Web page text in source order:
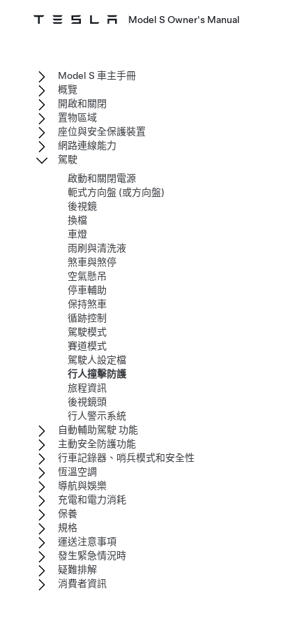
Model S Owner's Manual
Model S 車主手冊
概覽
開啟和關閉
置物區域
座位與安全保護裝置
網路連線能力
駕駛
啟動和關閉電源
軛式方向盤 (或方向盤)
後視鏡
換檔
車燈
雨刷與清洗液
煞車與煞停
空氣懸吊
停車輔助
保持煞車
循跡控制
駕駛模式
賽道模式
駕駛人設定檔
行人撞擊防護
旅程資訊
後視鏡頭
行人警示系統
自動輔助駕駛 功能
主動安全防護功能
行車記錄器、哨兵模式和安全性
恆溫空調
導航與娛樂
充電和電力消耗
保養
規格
運送注意事項
發生緊急情況時
疑難排解
消費者資訊